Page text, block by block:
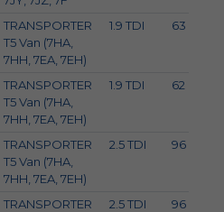
TRANSPORTER
T5 Van (7HA,
7HH, 7EA, 7EH)
1.9 TDI 63
TRANSPORTER
T5 Van (7HA,
7HH, 7EA, 7EH)
1.9 TDI 62
TRANSPORTER
T5 Van (7HA,
7HH, 7EA, 7EH)
2.5 TDI 96
TRANSPORTER
2.5 TDI
96